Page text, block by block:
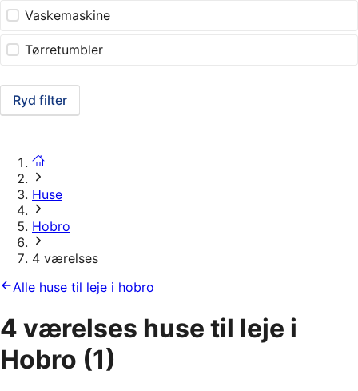
Vaskemaskine
Tørretumbler
Ryd filter
Huse
Hobro
4 værelses
Alle huse til leje i hobro
4 værelses huse til leje i
Hobro (1)